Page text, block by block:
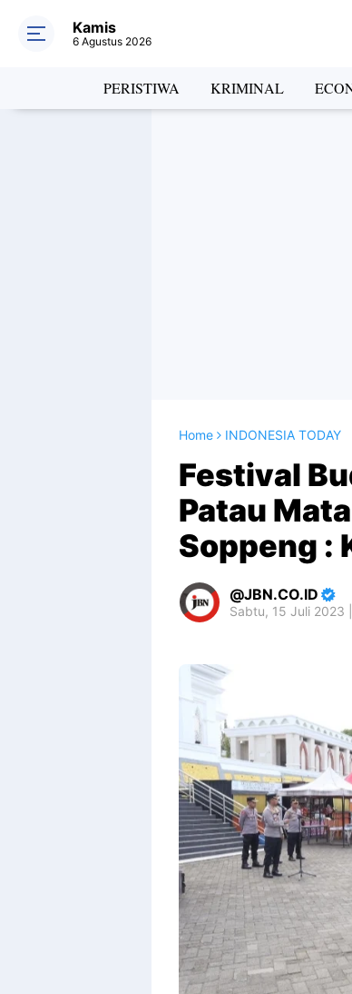
Kamis
6 Agustus 2026
PERISTIWA KRIMINAL
Home INDONESIA TODAY
Festival
Patau
Soppeng :
JBN.CO.ID
Sabtu, 15 Juli 2023